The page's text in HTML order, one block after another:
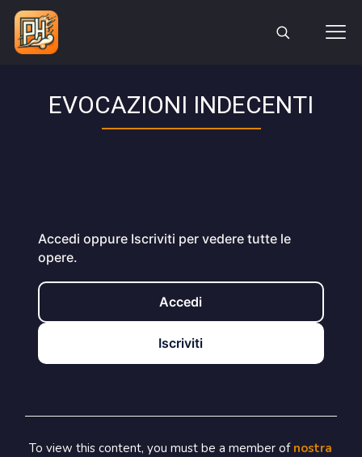
EVOCAZIONI INDECENTI
Accedi oppure Iscriviti per vedere tutte le
opere.
Accedi
Iscriviti
To view this content, you must be a member of nostra